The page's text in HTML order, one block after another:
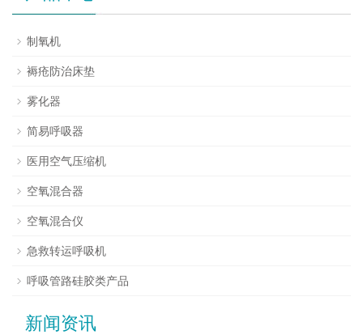
制氧机
褥疮防治床垫
雾化器
简易呼吸器
医用空气压缩机
空氧混合器
空氧混合仪
急救转运呼吸机
呼吸管路硅胶类产品
新闻资讯